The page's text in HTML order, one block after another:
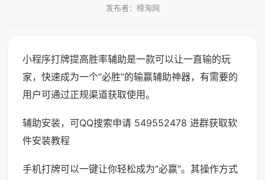
发布者：榜淘网
小程序打牌提高胜率辅助是一款可以让一直输的玩
家，快速成为一个“必胜”的输赢辅助神器，有需要的
用户可通过正规渠道获取使用。
辅助安装，可QQ搜索申请 549552478 进群获取软
件安装教程
手机打牌可以一键让你轻松成为“必赢”。其操作方式